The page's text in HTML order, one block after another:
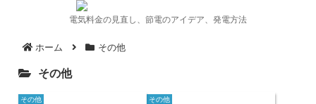
電気料金の見直し、節電のアイデア、発電方法
ホーム その他
その他
その他 その他